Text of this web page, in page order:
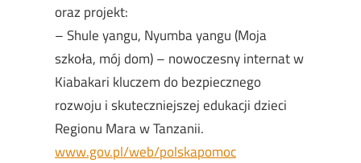
oraz projekt:
– Shule yangu, Nyumba yangu (Moja
szkoła, mój dom) – nowoczesny internat w
Kiabakari kluczem do bezpiecznego
rozwoju i skuteczniejszej edukacji dzieci
Regionu Mara w Tanzanii.
www.gov.pl/web/polskapomoc